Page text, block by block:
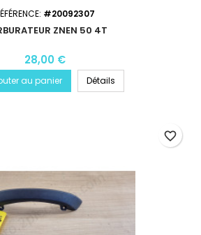
#20092307
ZNEN 50 4T
28,00 €
au panier Détails
favorite_border